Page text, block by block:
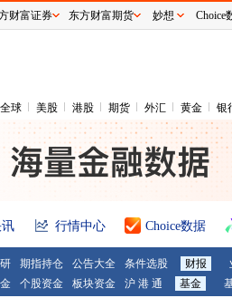
全球 美股 港股 期货 外汇 黄金 银
行情中心 Choice数据
期指持仓 公告大全 条件选股 财报
个股资金 板块资金 沪 港 通 基金
财富证券 东方财富期货 妙想 Choice